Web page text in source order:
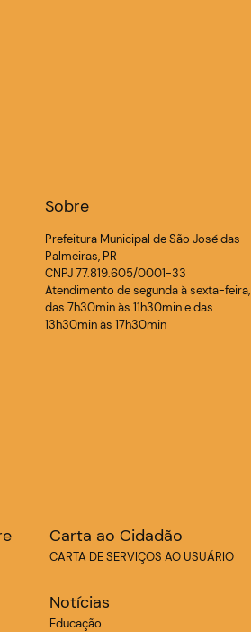
Sobre
Prefeitura Municipal de São José das
Palmeiras, PR
CNPJ 77.819.605/0001-33
Atendimento de segunda à sexta-feira,
das 7h30min às 11h30min e das
13h30min às 17h30min
Carta ao Cidadão
CARTA DE SERVIÇOS AO USUÁRIO
Notícias
Educação